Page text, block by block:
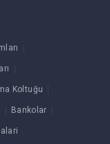
Koltuğu
Bankolar